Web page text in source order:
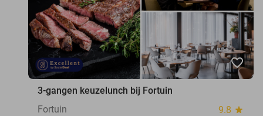
favorite_border
3-gangen keuzelunch bij Fortuin
Fortuin
9.8 star